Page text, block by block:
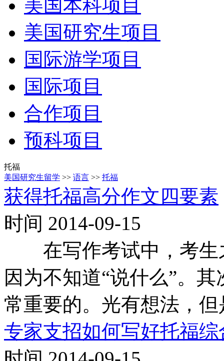
美国本科项目
美国研究生项目
国际游学项目
国际项目
合作项目
预科项目
托福
美国研究生留学 >> 语言 >> 托福
获得托福高分作文四要素
时间 2014-09-15
在写作考试中，考生
因为不知道“说什么”。
常重要的。光有想法，
专家支招如何写好托福